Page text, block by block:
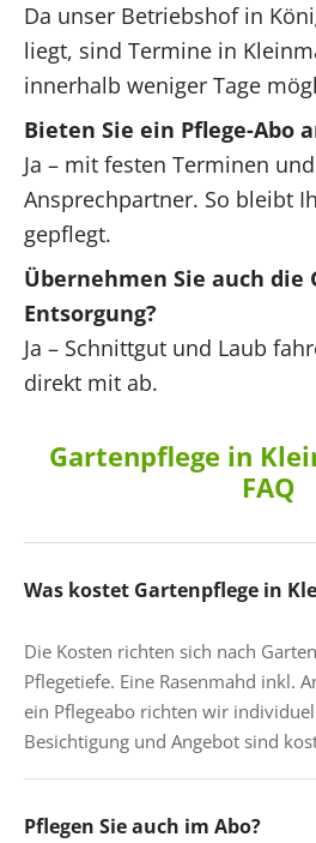
Da unser Betriebshof in
liegt, sind Termine in
innerhalb weniger Tage
Bieten Sie ein Pflege-Abo
Ja – mit festen Terminen
Ansprechpartner. So bleibt
gepflegt.
Übernehmen Sie auch die
Entsorgung?
Ja – Schnittgut und Laub
direkt mit ab.
Gartenpflege in
FAQ
Was kostet Gartenpflege in
Die Kosten richten sich nach
Pflegetiefe. Eine Rasenmahd inkl.
ein Pflegeabo richten wir
Besichtigung und Angebot sind
Pflegen Sie auch im Abo?